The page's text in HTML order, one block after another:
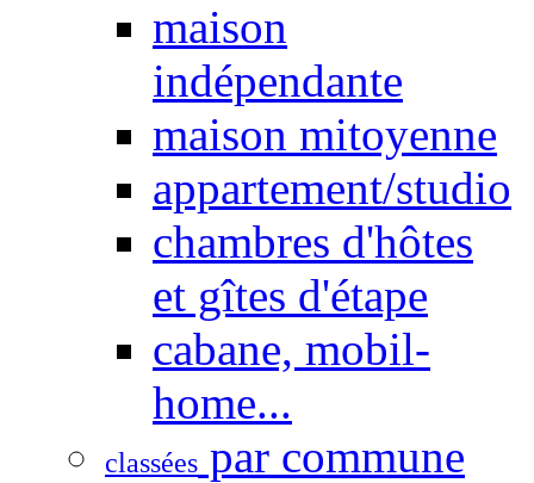
maison
indépendante
maison mitoyenne
appartement/studio
chambres d'hôtes
et gîtes d'étape
cabane, mobil-
home...
classées par commune